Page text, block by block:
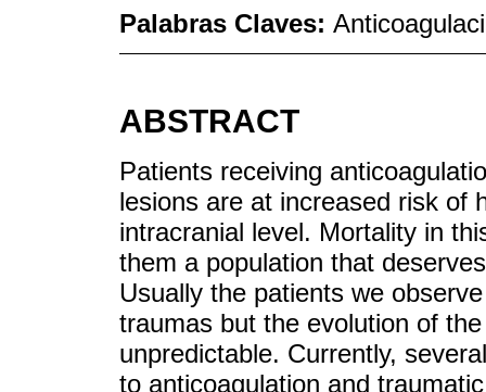
Palabras Claves:
ABSTRACT
Patients receiving
lesions are at increased risk of
intracranial level. Mortality in
them a population that
Usually the patients we
traumas but the evolution of
unpredictable. Currently,
to anticoagulation and